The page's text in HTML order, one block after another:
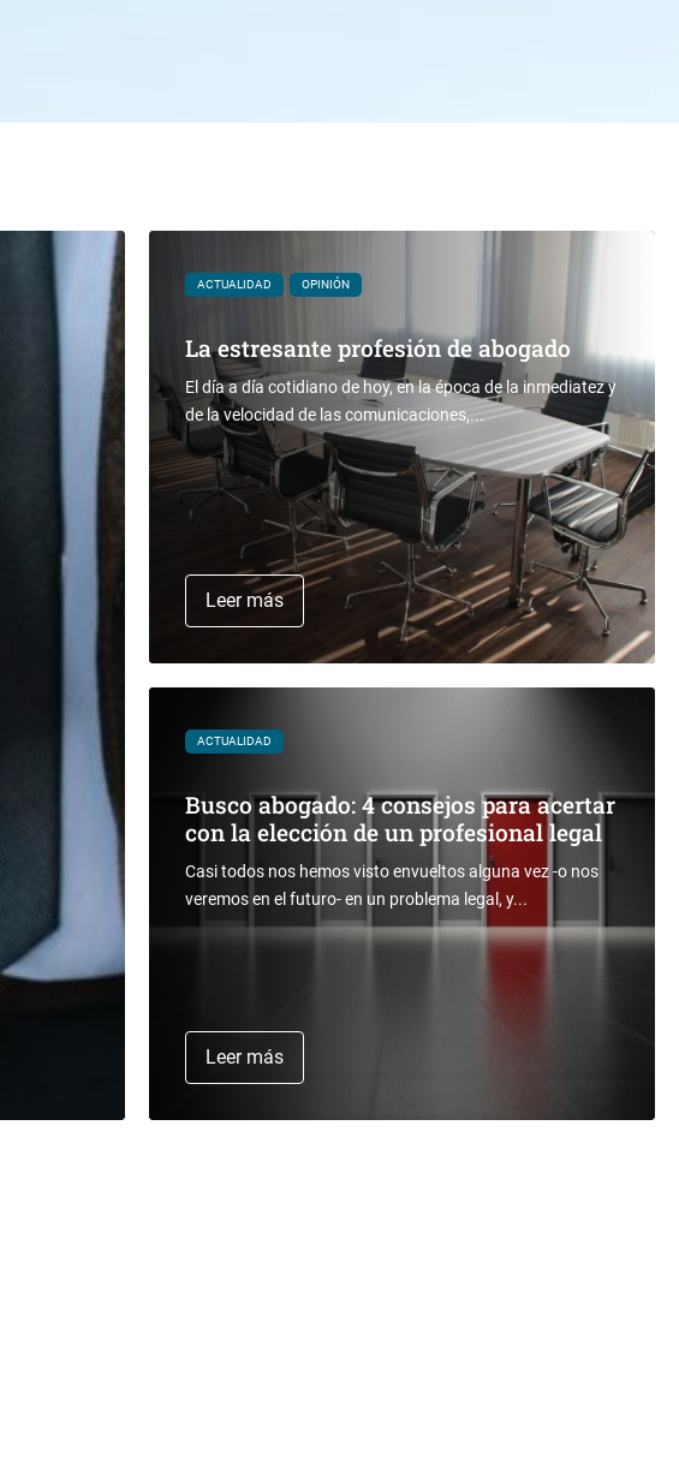
ACTUALIDAD OPINIÓN
La estresante profesión de abogado
El día a día cotidiano de hoy, en la época de la inmediatez y
de la velocidad de las comunicaciones,...
Leer más
ACTUALIDAD
Busco abogado: 4 consejos para acertar
con la elección de un profesional legal
Casi todos nos hemos visto envueltos alguna vez -o nos
veremos en el futuro- en un problema legal, y...
Leer más